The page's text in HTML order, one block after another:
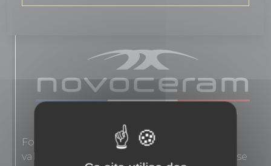
Fondée en 1863, Novoceram interprète les
valeurs authentiques de l'élégance française